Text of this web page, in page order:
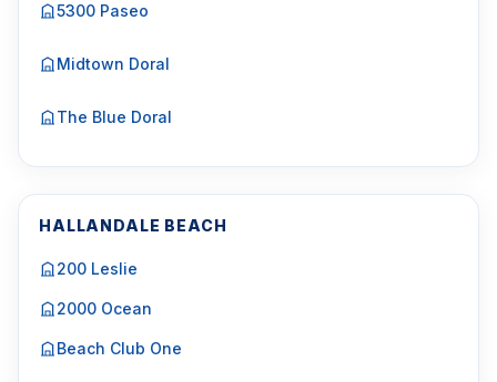
5300 Paseo
Midtown Doral
The Blue Doral
HALLANDALE BEACH
200 Leslie
2000 Ocean
Beach Club One